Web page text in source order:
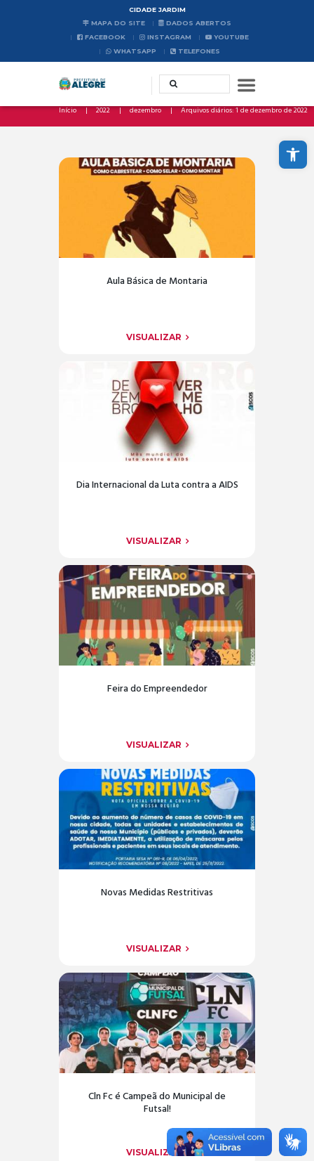
Abrir a barra de ferramentas
CIDADE JARDIM
MAPA DO SITE
DADOS ABERTOS
FACEBOOK
INSTAGRAM
YOUTUBE
WHATSAPP
TELEFONES
Início 2022 dezembro Arquivos diários: 1 de dezembro de 2022
Aula Básica de Montaria
VISUALIZAR
Dia Internacional da Luta contra a AIDS
VISUALIZAR
Feira do Empreendedor
VISUALIZAR
Novas Medidas Restritivas
VISUALIZAR
Cln Fc é Campeã do Municipal de
Futsal!
VISUALIZAR